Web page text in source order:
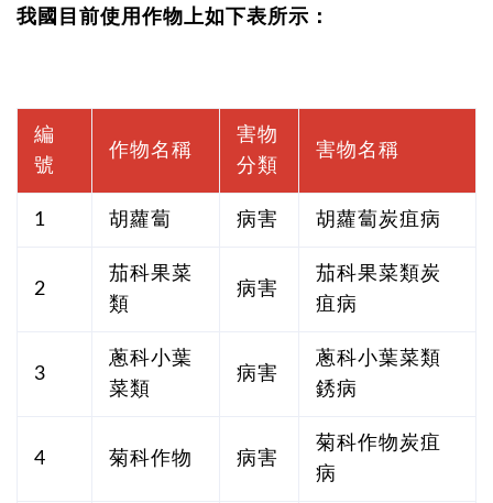
我國目前使用作物上如下表所示：
編
號
作物名稱
害物
分類
害物名稱
1 胡蘿蔔 病害 胡蘿蔔炭疽病
2
茄科果菜
類
病害
茄科果菜類炭
疽病
3
蔥科小葉
菜類
病害
蔥科小葉菜類
銹病
4 菊科作物 病害
菊科作物炭疽
病